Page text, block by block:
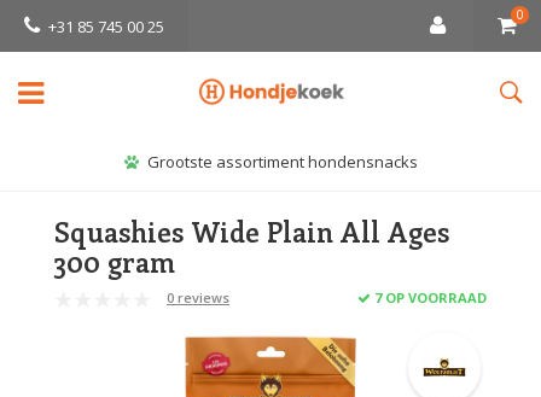
+31 85 745 00 25
0
Grootste assortiment hondensnacks
Squashies Wide Plain All Ages
300 gram
0 reviews 7 OP VOORRAAD